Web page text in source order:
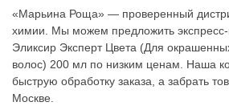
«Марьина Роща» — проверенный
химии. Мы можем предложить
Эликсир Эксперт Цвета (Для
волос) 200 мл по низким ценам. Наша
быструю обработку заказа, а забрать
Москве.